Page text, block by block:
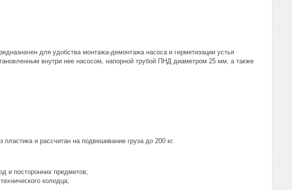
для удобства монтажа-демонтажа насоса и герметизации устья
внутри нее насосом, напорной трубой ПНД диаметром 25 мм, а также
и рассчитан на подвешивание груза до 200 кг.
и посторонних предметов;
колодца;